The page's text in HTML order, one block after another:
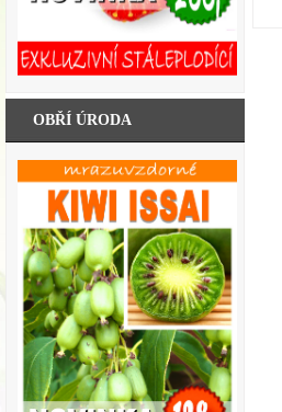
OBŘÍ ÚRODA